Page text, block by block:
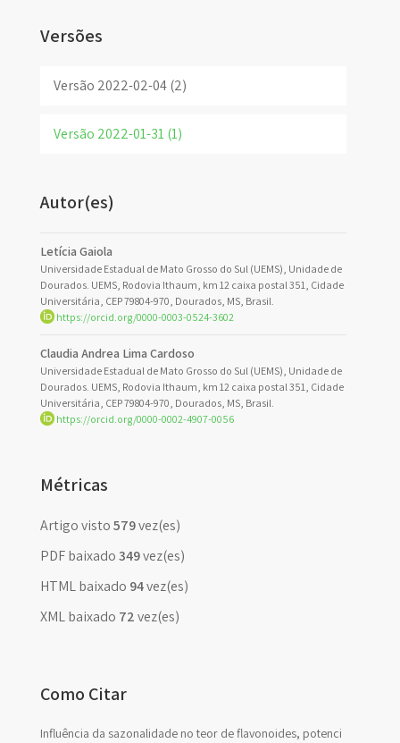
Versões
Versão 2022-02-04 (2)
Versão 2022-01-31 (1)
Autor(es)
Letícia Gaiola
Universidade Estadual de Mato Grosso do Sul (UEMS), Unidade de
Dourados. UEMS, Rodovia Ithaum, km 12 caixa postal 351, Cidade
Universitária, CEP 79804-970, Dourados, MS, Brasil.
https://orcid.org/0000-0003-0524-3602
Claudia Andrea Lima Cardoso
Universidade Estadual de Mato Grosso do Sul (UEMS), Unidade de
Dourados. UEMS, Rodovia Ithaum, km 12 caixa postal 351, Cidade
Universitária, CEP 79804-970, Dourados, MS, Brasil.
https://orcid.org/0000-0002-4907-0056
Métricas
Artigo visto579vez(es)
PDF baixado349vez(es)
HTML baixado 94vez(es)
XML baixado 72vez(es)
Como Citar
Influência da sazonalidade no teor de flavonoides, potenci